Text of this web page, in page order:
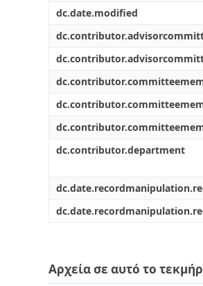
dc.date.modified
dc.contributor.department
Αρχεία σε αυτό το